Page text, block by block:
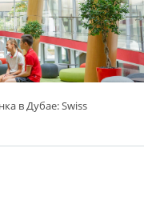
в Дубае: Swiss